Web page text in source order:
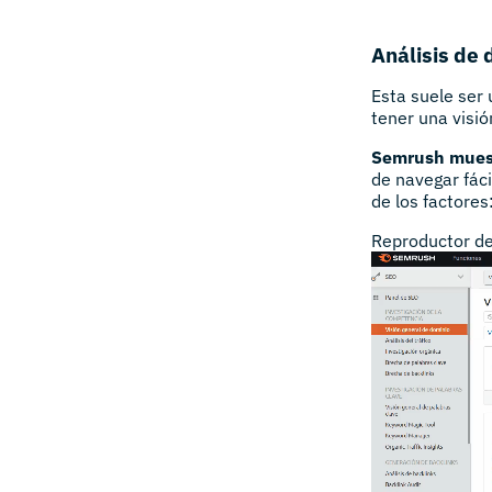
Análisis de
Esta suele ser
tener una
Semrush
de navegar
de los
Reproductor